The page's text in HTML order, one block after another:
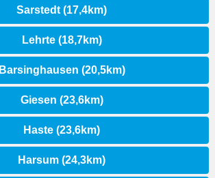
Sarstedt (17,4km)
Lehrte (18,7km)
Barsinghausen (20,5km)
Giesen (23,6km)
Haste (23,6km)
Harsum (24,3km)